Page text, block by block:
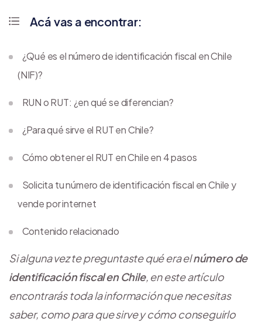
Si alguna vez te preguntaste qué era elnúmero de
identificación fiscal en Chile, en este artículo
encontrarás toda la información que necesitas
saber, como para que sirve y cómo conseguirlo
Acá vas a encontrar:
¿Qué es el número de identificación fiscal en Chile
(NIF)?
RUN o RUT: ¿en qué se diferencian?
¿Para qué sirve el RUT en Chile?
Cómo obtener el RUT en Chile en 4 pasos
Solicita tu número de identificación fiscal en Chile y
vende por internet
Contenido relacionado